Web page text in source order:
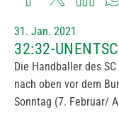
31. Jan. 2021
32:32-
Die Handballer des
nach oben vor dem
Sonntag (7. Februar/